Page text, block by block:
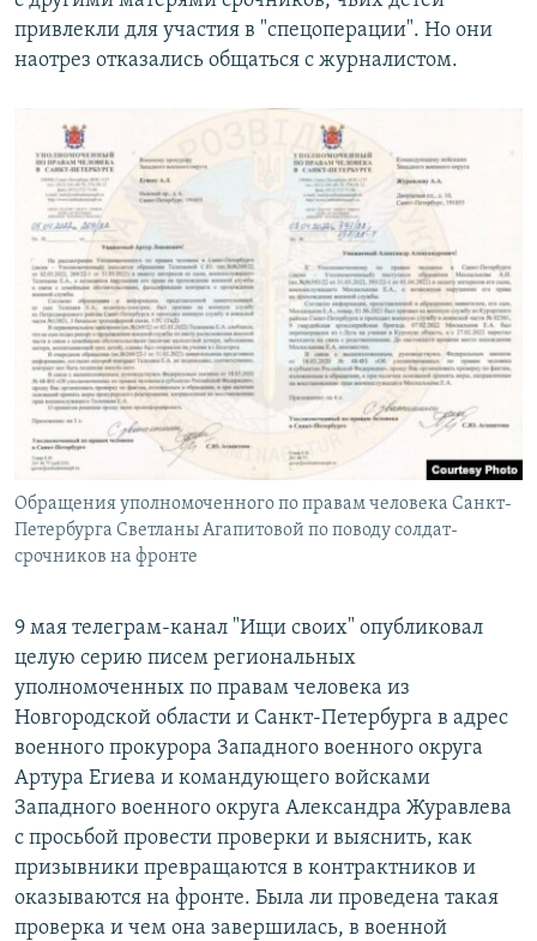
привлекли для участия в "спецоперации". Но они
наотрез отказались общаться с журналистом.
Обращения уполномоченного по правам человека Санкт-
Петербурга Светланы Агапитовой по поводу солдат-
срочников на фронте
9 мая телеграм-канал "Ищи своих" опубликовал
целую серию писем региональных
уполномоченных по правам человека из
Новгородской области и Санкт-Петербурга в адрес
военного прокурора Западного военного округа
Артура Егиева и командующего войсками
Западного военного округа Александра Журавлева
с просьбой провести проверки и выяснить, как
призывники превращаются в контрактников и
оказываются на фронте. Была ли проведена такая
проверка и чем она завершилась, в военной